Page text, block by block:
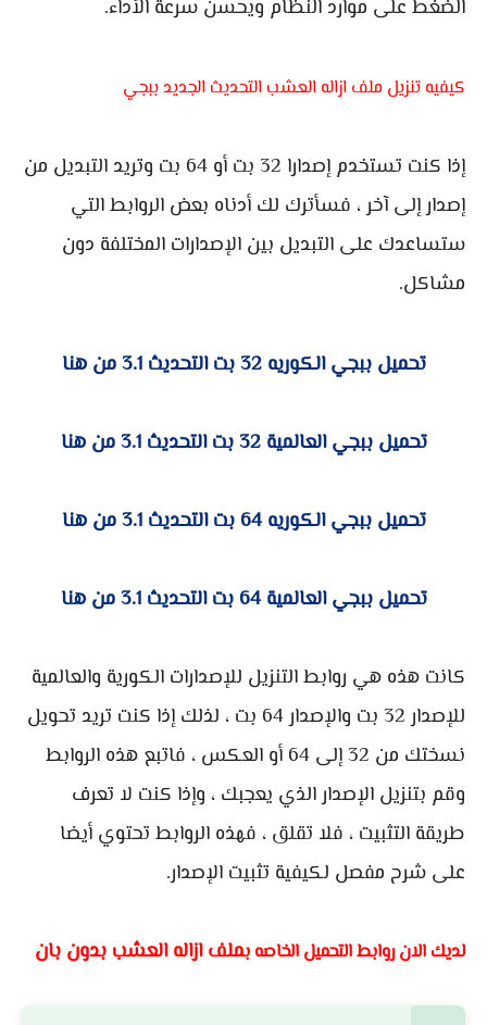
الضغط على موارد النظام ويحسن سرعة الأداء.
كيفيه تنزيل ملف ازاله العشب التحديث الجديد ببجي
إذا كنت تستخدم إصدارا 32 بت أو 64 بت وتريد التبديل من
إصدار إلى آخر ، فسأترك لك أدناه بعض الروابط التي
ستساعدك على التبديل بين الإصدارات المختلفة دون
مشاكل.
تحميل ببجي الكوريه 32 بت التحديث 3.1 من هنا
تحميل ببجي العالمية 32 بت التحديث 3.1 من هنا
تحميل ببجي الكوريه 64 بت التحديث 3.1 من هنا
تحميل ببجي العالمية 64 بت التحديث 3.1 من هنا
كانت هذه هي روابط التنزيل للإصدارات الكورية والعالمية
للإصدار 32 بت والإصدار 64 بت ، لذلك إذا كنت تريد تحويل
نسختك من 32 إلى 64 أو العكس ، فاتبع هذه الروابط
وقم بتنزيل الإصدار الذي يعجبك ، وإذا كنت لا تعرف
طريقة التثبيت ، فلا تقلق ، فهذه الروابط تحتوي أيضا
على شرح مفصل لكيفية تثبيت الإصدار.
لديك الان روابط التحميل الخاصه بملف ازاله العشب بدون بان